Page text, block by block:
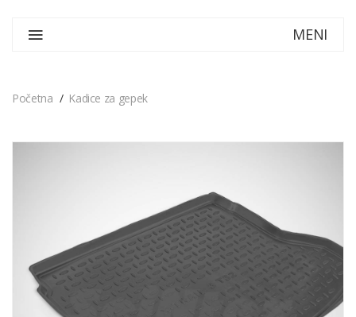
MENI
Početna Kadice za gepek